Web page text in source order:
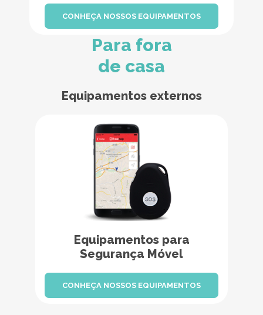
CONHEÇA NOSSOS EQUIPAMENTOS
Para fora
de casa
Equipamentos externos
Equipamentos para
Segurança Móvel
CONHEÇA NOSSOS EQUIPAMENTOS